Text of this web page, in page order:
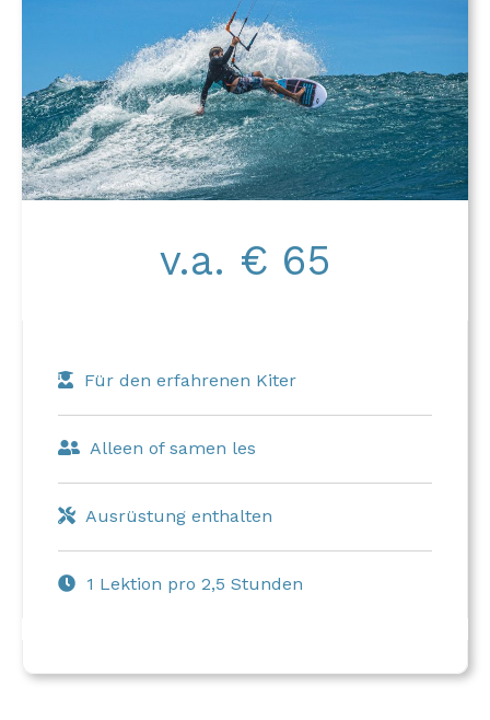
v.a. € 65
Für den erfahrenen Kiter
Alleen of samen les
Ausrüstung enthalten
1 Lektion pro 2,5 Stunden